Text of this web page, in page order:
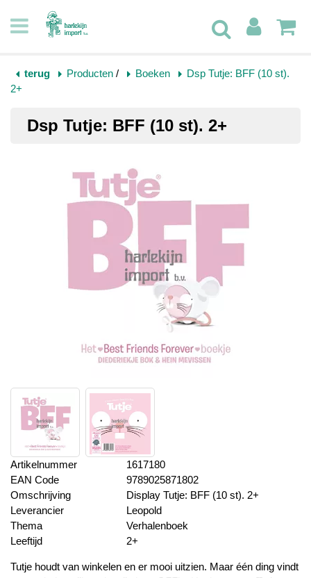
terug Producten / Boeken
Dsp Tutje: BFF (10 st).
2+
Dsp Tutje: BFF (10 st). 2+
Artikelnummer
1617180
EAN Code
9789025871802
Omschrijving
Display Tutje: BFF (10 st). 2+
Leverancier
Leopold
Thema
Verhalenboek
Leeftijd
2+
Tutje houdt van winkelen en er mooi uitzien. Maar één ding vindt